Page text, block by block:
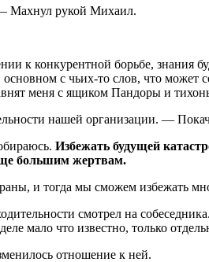
Махнул рукой Михаил.
к конкурентной борьбе, знания
с чьих-то слов, что может
меня с ящиком Пандоры и
нашей организации. —
Избежать будущей
большим жертвам.
и тогда мы сможем избежать
смотрел на
мало что известно, только
отношение к ней.